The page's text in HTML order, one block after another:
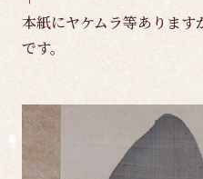
本紙にヤケムラ等ありま
です。